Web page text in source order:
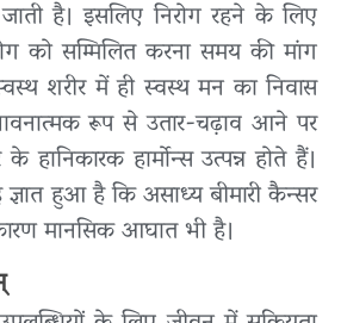
है। इसलिए निरोग रहने के लिए
को सम्मिलित करना समय की मांग
शरीर में ही स्वस्थ मन का निवास
रूप से उतार-चढ़ाव आने पर
हानिकारक हार्मोन्स उत्पन्न होते हैं।
हुआ है कि असाध्य बीमारी कैन्सर
मानसिक आघात भी है।